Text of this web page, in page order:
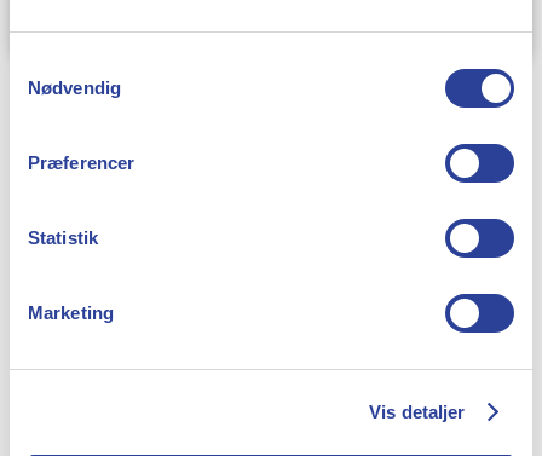
Nødvendig
Præferencer
Statistik
Marketing
Vis detaljer
Book et gratis energitjek her.
Læs vores seneste
nyheder